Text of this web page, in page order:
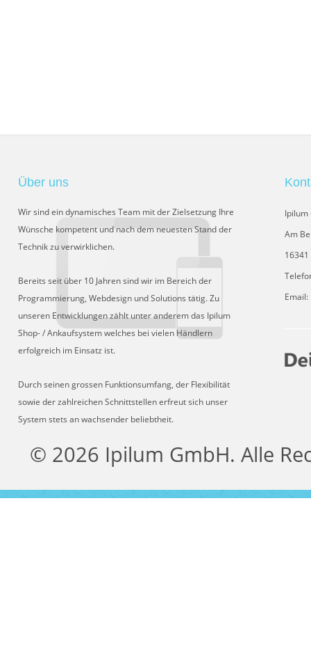
Über uns
Wir sind ein dynamisches Team mit der Zielsetzung Ihre
Wünsche kompetent und nach dem neuesten Stand der
Technik zu verwirklichen.
Bereits seit über 10 Jahren sind wir im Bereich der
Programmierung, Webdesign und Solutions tätig. Zu
unseren Entwicklungen zählt unter anderem das Ipilum
Shop- / Ankaufsystem welches bei vielen Händlern
erfolgreich im Einsatz ist.
Durch seinen grossen Funktionsumfang, der Flexibilität
sowie der zahlreichen Schnittstellen erfreut sich unser
System stets an wachsender beliebtheit.
Ipilum
Am
© 2026 Ipilum GmbH. Alle